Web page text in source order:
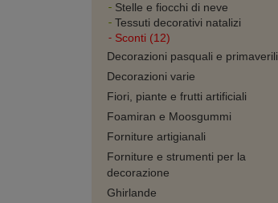
Stelle e fiocchi di neve
Tessuti decorativi natalizi
Sconti (12)
Decorazioni pasquali e primaverili
Decorazioni varie
Fiori, piante e frutti artificiali
Foamiran e Moosgummi
Forniture artigianali
Forniture e strumenti per la
decorazione
Ghirlande